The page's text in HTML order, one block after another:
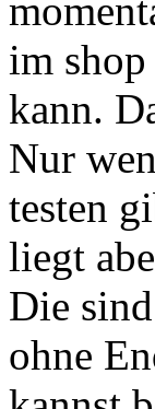
im
kann.
Nur
testen
liegt
Die
ohne